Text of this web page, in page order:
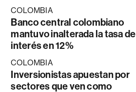
COLOMBIA
Banco central colombiano
mantuvo inalterada la tasa de
interés en 12%
COLOMBIA
Inversionistas apuestan por
sectores que ven como